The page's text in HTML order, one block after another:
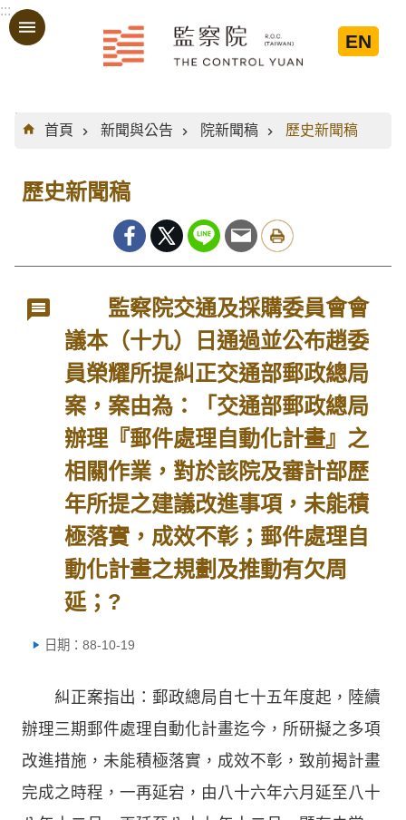
跳到主要內容區塊
:::
EN
:::
首頁
新聞與公告 院新聞稿 歷史新聞稿
歷史新聞稿
監察院交通及採購委員會會
議本（十九）日通過並公布趙委
員榮耀所提糾正交通部郵政總局
案，案由為：「交通部郵政總局
辦理『郵件處理自動化計畫』之
相關作業，對於該院及審計部歷
年所提之建議改進事項，未能積
極落實，成效不彰；郵件處理自
動化計畫之規劃及推動有欠周
延；?
日期：88-10-19
糾正案指出：郵政總局自七十五年度起，陸續
辦理三期郵件處理自動化計畫迄今，所研擬之多項
改進措施，未能積極落實，成效不彰，致前揭計畫
完成之時程，一再延宕，由八十六年六月延至八十